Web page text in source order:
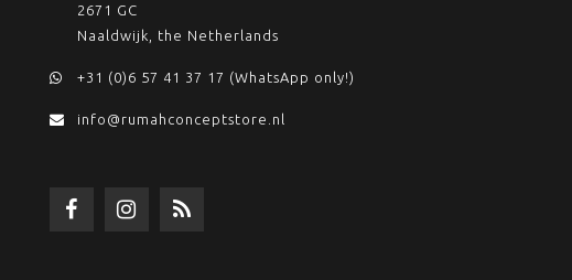
2671 GC
Naaldwijk, the Netherlands
+31 (0)6 57 41 37 17 (WhatsApp only!)
info@rumahconceptstore.nl